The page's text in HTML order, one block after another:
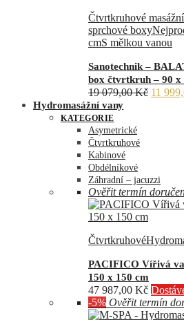
Čtvrtkruhové
sprchové boxy
cmS mělkou vanou
Sanotechnik –
box čtvrtkruh – 90 x
19 079,00Kč 11
Hydromasážní vany
KATEGORIE
Asymetrické
Čtvrtkruhové
Kabinové
Obdélníkové
Záhradní – jacuzzi
Ověřit termín
Čtvrtkruhové
PACIFICO Vířivá
150 x 150 cm
47 987,00 Kč
-5% Ověřit termín